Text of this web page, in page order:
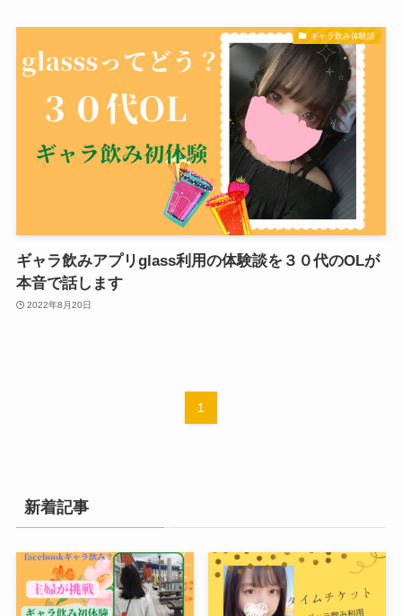
ギャラ飲み体験談
ギャラ飲みアプリglass利用の体験談を３０代のOLが
本音で話します
2022年8月20日
1
新着記事